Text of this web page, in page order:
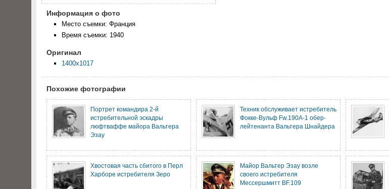
Информация о фото
Место съемки: Франция
Время съемки: 1940
Оригинал
1400x1017
Похожие фотографии
Портрет командира 2-й
истребительной эскадры
люфтваффе майора Вальтера
Эзау
Техник обслуживает истребитель
Фокке-Вульф Fw.190A-1 обер-
лейтенанта Вальтера Шнайдера
Хвостовая часть сбитого в Перл
Харборе истребителя Зеро
Майор Вальтер Эзау возле
своего истребителя
Мессершмитт BF.109